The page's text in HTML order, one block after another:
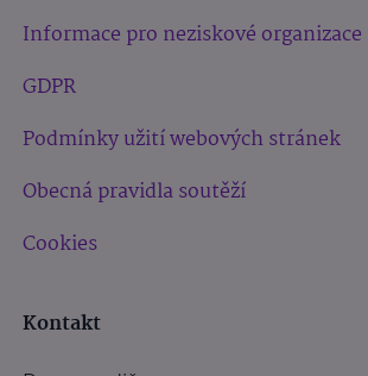
Informace pro neziskové organizace
GDPR
Podmínky užití webových stránek
Obecná pravidla soutěží
Cookies
Kontakt